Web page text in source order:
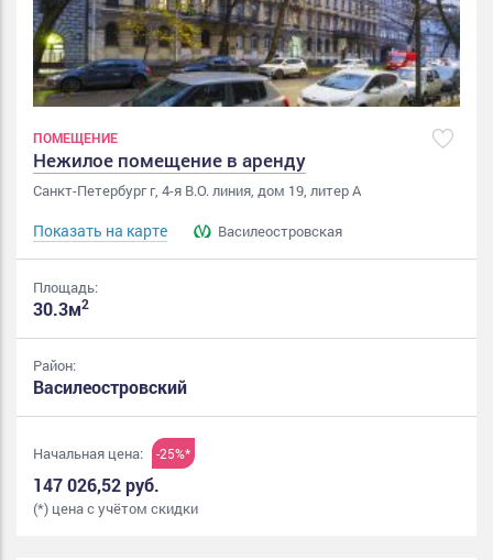
ПОМЕЩЕНИЕ
Нежилое помещение в аренду
Санкт-Петербург г, 4-я В.О. линия, дом 19, литер А
Показать на карте Василеостровская
Площадь:
30.3м2
Район:
Василеостровский
Начальная цена: -25%*
147 026,52 руб.
(*) цена с учётом скидки